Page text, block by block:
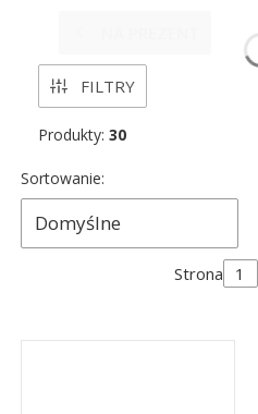
FILTRY
Produkty: 30
Lista produktów
Sortowanie:
Domyślne
Strona